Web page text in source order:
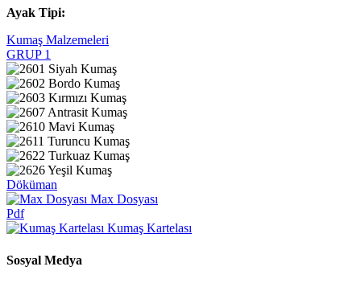
Ayak Tipi:
Kumaş Malzemeleri
GRUP 1
Döküman
Max Dosyası
Pdf
Kumaş Kartelası
Sosyal Medya